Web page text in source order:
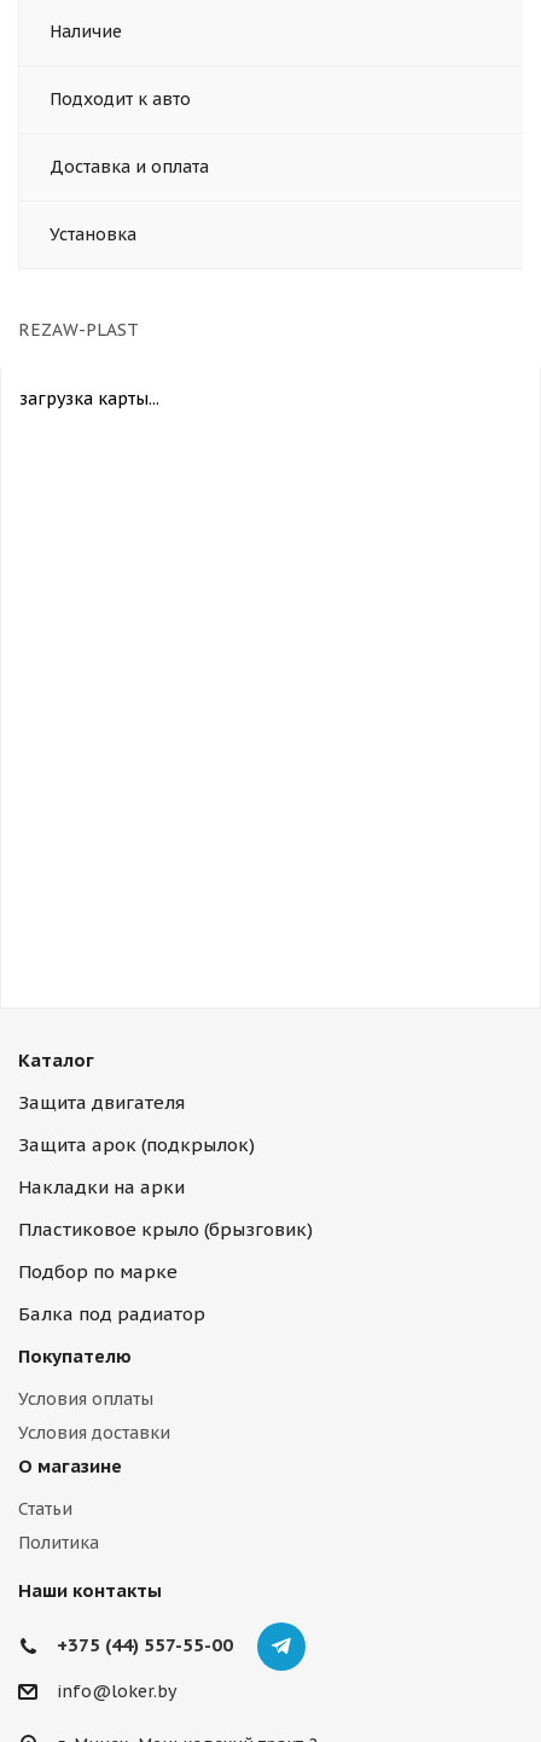
Наличие
Подходит к авто
Доставка и оплата
Установка
REZAW-PLAST
загрузка карты...
Каталог
Защита двигателя
Защита арок (подкрылок)
Накладки на арки
Пластиковое крыло (брызговик)
Подбор по марке
Балка под радиатор
Покупателю
Условия оплаты
Условия доставки
О магазине
Статьи
Политика
Наши контакты
+375 (44) 557-55-00
info@loker.by